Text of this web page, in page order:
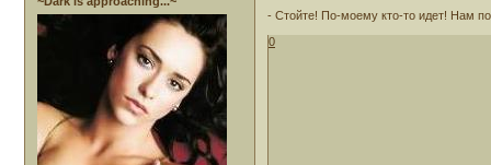
- Стойте! По-моему кто-то идет! Нам
0